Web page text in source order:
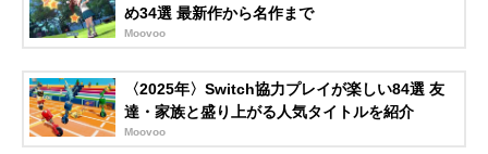
め34選 最新作から名作まで
Moovoo
〈2025年〉Switch協力プレイが楽しい84選 友
達・家族と盛り上がる人気タイトルを紹介
Moovoo